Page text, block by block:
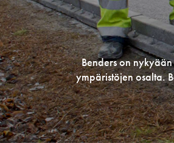
Benders on
ympäristöjen osalta.